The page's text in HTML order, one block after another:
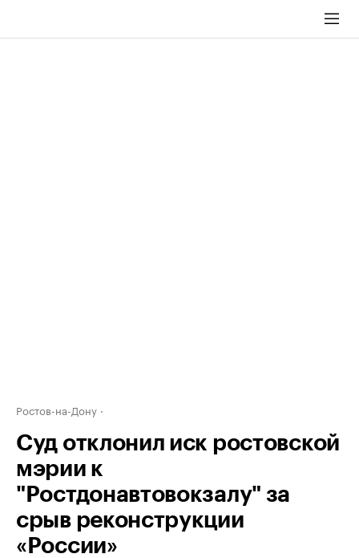
Ростов-на-Дону
Суд отклонил иск ростовской
мэрии к
"Ростдонавтовокзалу" за
срыв реконструкции
«России»